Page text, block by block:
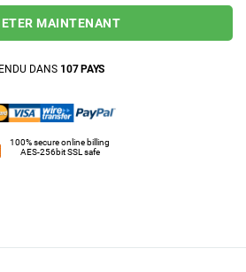
MAINTENANT
DANS 107 PAYS
100% secure online billing
AES-256bit SSL safe